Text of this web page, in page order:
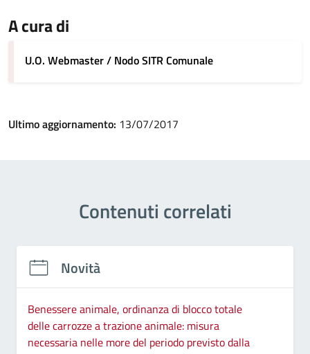
A cura di
U.O. Webmaster / Nodo SITR Comunale
Ultimo aggiornamento: 13/07/2017
Contenuti correlati
Novità
Benessere animale, ordinanza di blocco totale
delle carrozze a trazione animale: misura
necessaria nelle more del periodo previsto dalla